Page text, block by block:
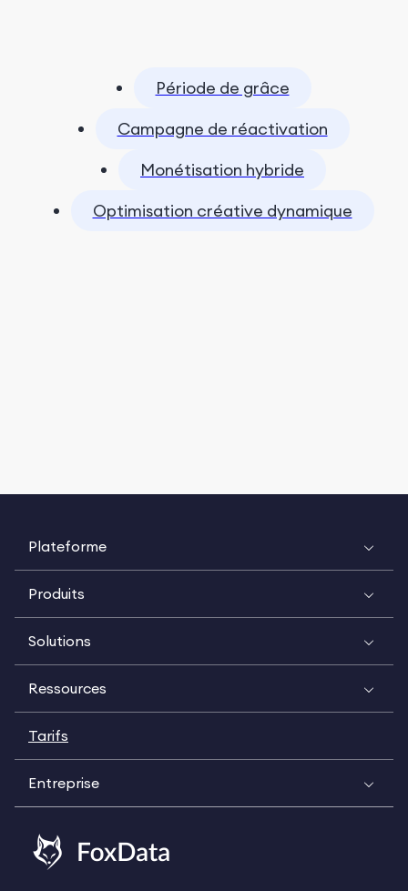
Période de grâce
Campagne de réactivation
Monétisation hybride
Optimisation créative dynamique
Plateforme
Produits
Solutions
Ressources
Tarifs
Entreprise